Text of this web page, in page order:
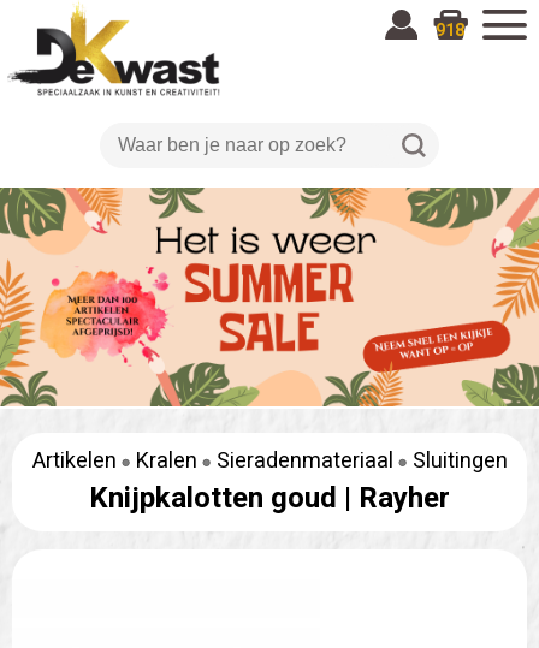
918
Artikelen Kralen Sieradenmateriaal Sluitingen
Knijpkalotten goud | Rayher